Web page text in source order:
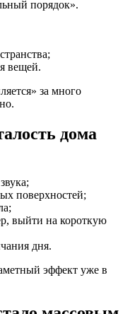
порядок».
вещей.
за много
дома
поверхностей;
выйти на короткую
дня.
эффект уже в